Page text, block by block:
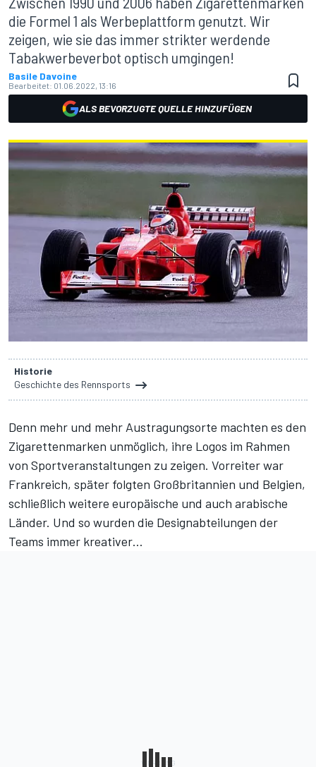
die Formel 1 als Werbeplattform genutzt. Wir
zeigen, wie sie das immer strikter werdende
Tabakwerbeverbot optisch umgingen!
Basile Davoine
Bearbeitet: 01.06.2022, 13:16
ALS BEVORZUGTE QUELLE HINZUFÜGEN
Historie
Geschichte des Rennsports
Denn mehr und mehr Austragungsorte machten es den
Zigarettenmarken unmöglich, ihre Logos im Rahmen
von Sportveranstaltungen zu zeigen. Vorreiter war
Frankreich, später folgten Großbritannien und Belgien,
schließlich weitere europäische und auch arabische
Länder. Und so wurden die Designabteilungen der
Teams immer kreativer…